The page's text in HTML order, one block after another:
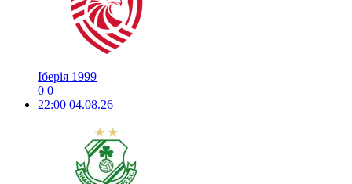
Іберія 1999
0 0
22:00 04.08.26